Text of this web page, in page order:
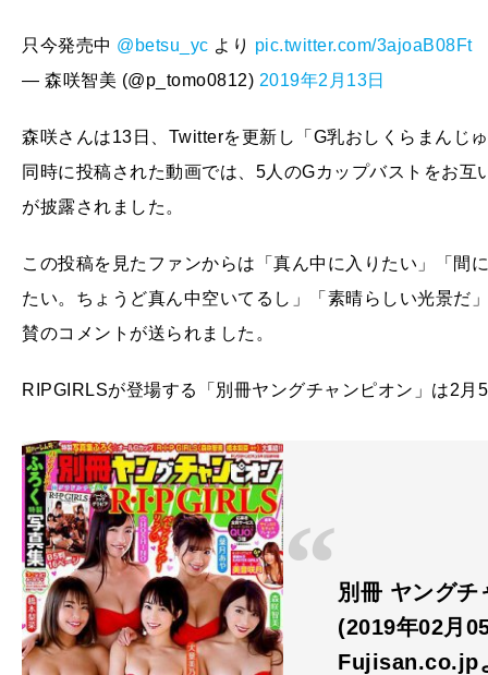
只今発売中 @betsu_yc より pic.twitter.com/3ajoaB08Ft
— 森咲智美 (@p_tomo0812) 2019年2月13日
森咲さんは13日、Twitterを更新し「G乳おしくらまんじ
同時に投稿された動画では、5人のGカップバストをお
が披露されました。
この投稿を見たファンからは「真ん中に入りたい」「間
たい。ちょうど真ん中空いてるし」「素晴らしい光景だ
賛のコメントが送られました。
RIPGIRLSが登場する「別冊ヤングチャンピオン」は2月
別冊 ヤングチ
(2019年02月
Fujisan.co.jp